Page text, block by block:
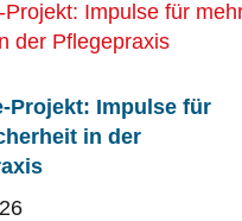
Projekt: Impulse für
in der